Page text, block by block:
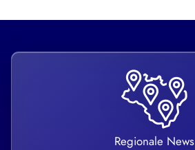
Regionale News